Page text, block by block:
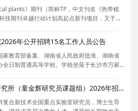
plants》期刊（简称TP，中文刊名《热带植
技期刊卓越行动计划高起点新刊项目，又于
ESCI数据库和中国科学引文数据库（CSCD）
带植物研究领域的专业英文学
年公开招聘15名工作人员公告
家教育部备案、湖南省人民政府批准、湖南省
日制普通高等学校。学校坐落于长沙市万家
校始终坚持传承大地文化,培养高素质技术技能
革创新,获得教育部人
武汉理工大学新材料研究所（童金辉研究员课题组）2026年招聘2名博士后启事
合新技术全国重点实验室研究员，博士生导